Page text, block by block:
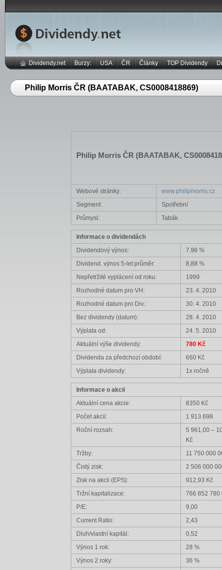
Dividendy.net Burzy: USA ČR Články TOP Dividendy
Philip Morris ČR (BAATABAK, CS0008418869)
Philip Morris ČR (BAATABAK,
Webové stránky:
www.philipmorris.cz
Segment:
Spotřební
Průmysl:
Tabák
Informace o dividendách
Dividendový výnos:
7.96 %
Dividend. výnos 5-let průměr:
8,88 %
Nepřetržité vyplácení od roku:
1999
Rozhodné datum pro VH:
23. 4. 2010
Rozhodné datum pro Div.:
30. 4. 2010
Bez dividendy (datum):
28. 4. 2010
Výplata od:
24. 5. 2010
Aktuální výše dividendy:
780 Kč
Dividenda za předchozí období:
660 Kč
Výplata dividendy:
1x ročně
Informace o akcii
Aktuální cena akcie:
8350 Kč
Počet akcií:
1 913 698
Roční rozsah:
5 961,00 –
Kč
Tržby:
11 750 000
Čistý zisk:
2 506 000
Zisk na akcii (EPS):
912,93 Kč
Tržní kapitalizace:
766 852 780
P/E:
9,00
Current Ratio:
2,43
Dluh/vlastní kapitál:
0,52
Výnos 1 rok:
28 %
Výnos 2 roky:
36 %